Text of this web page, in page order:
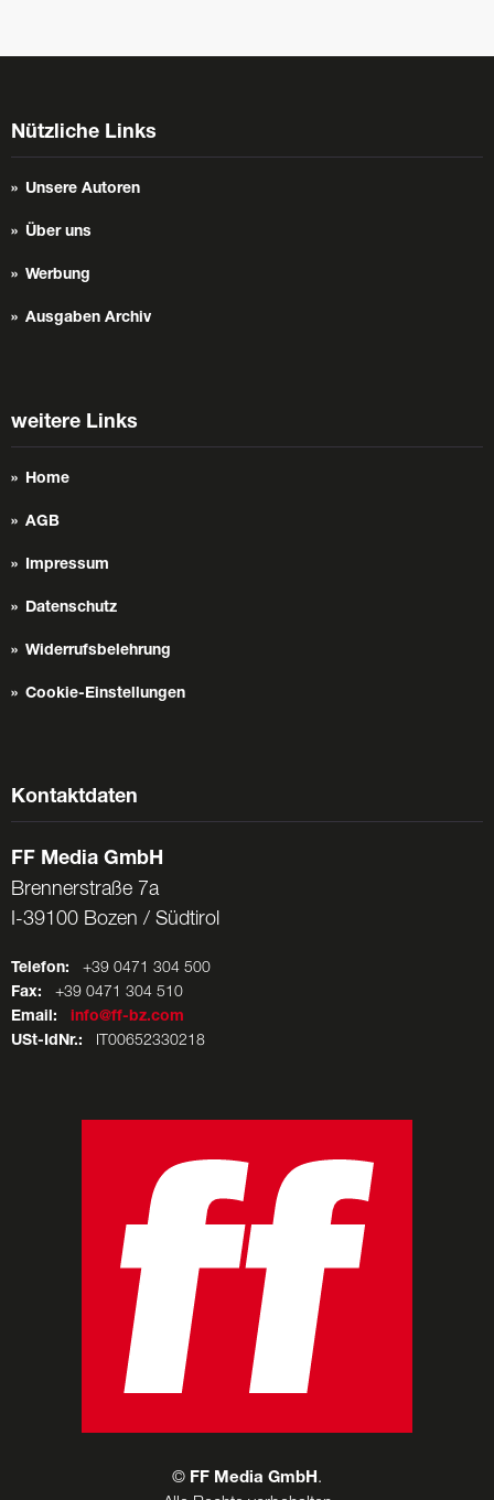
Nützliche Links
Unsere Autoren
Über uns
Werbung
Ausgaben Archiv
weitere Links
Home
AGB
Impressum
Datenschutz
Widerrufsbelehrung
Cookie-Einstellungen
Kontaktdaten
FF Media GmbH
Brennerstraße 7a
I-39100 Bozen / Südtirol
Telefon: +39 0471 304 500
Fax: +39 0471 304 510
Email:
info@ff-bz.com
USt-IdNr.: IT00652330218
© FF Media GmbH .